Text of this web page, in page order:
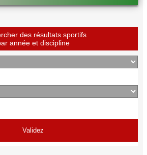
des résultats sportifs
année et discipline